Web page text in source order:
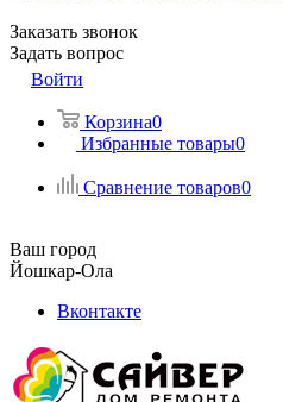
Заказать звонок
Задать вопрос
Войти
Корзина0
Избранные товары0
Сравнение товаров0
Ваш город
Йошкар-Ола
Вконтакте